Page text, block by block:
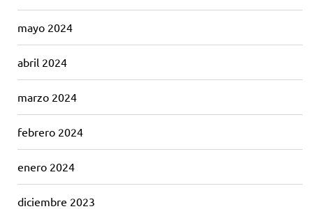
mayo 2024
abril 2024
marzo 2024
febrero 2024
enero 2024
diciembre 2023